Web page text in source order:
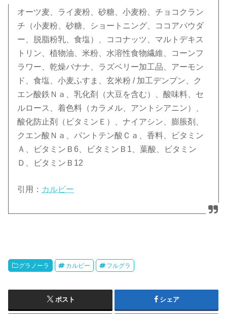
オーツ麦、ライ麦粉、砂糖、小麦粉、チョコクラン
チ（小麦粉、砂糖、ショートニング、ココアパウダ
ー、脱脂粉乳、食塩）、ココナッツ、マルトデキス
トリン、植物油、米粉、水溶性食物繊維、コーンフ
ラワー、乾燥バナナ、ラズベリー加工品、アーモン
ド、食塩、小麦ふすま、玄米粉 / 加工デンプン、ク
エン酸鉄Ｎａ、乳化剤（大豆を含む）、酸味料、セ
ルロース、着色料（カラメル、アントシアニン）、
酸化防止剤（ビタミンＥ）、ナイアシン、膨脹剤、
クエン酸Ｎａ、パントテン酸Ｃａ、香料、ビタミン
Ａ、ビタミンＢ6、ビタミンＢ1、葉酸、ビタミン
Ｄ、ビタミンＢ12
引用： カルビー
グラノーラ カルビー フルグラ
ポスト シェア